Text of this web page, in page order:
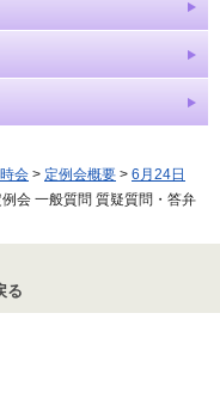
会 > 定例会概要 > 6月24日
会 一般質問 質疑質問・答弁
る